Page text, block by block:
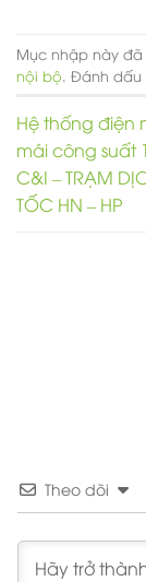
Mục nhập này
nội bộ . Đánh
Hệ thống điện
mái công suất
C&I – TRẠM
TỐC HN – HP
Theo dõi